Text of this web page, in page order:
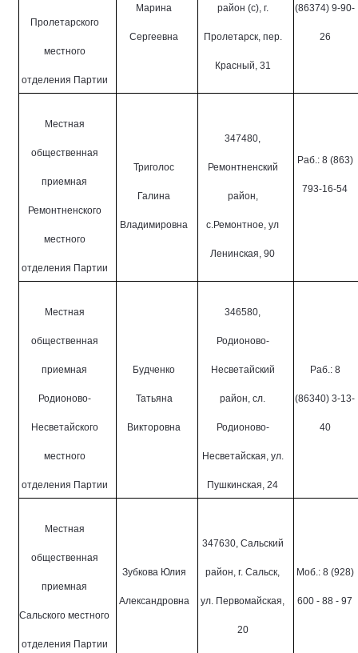
Пролетарского
местного
отделения Партии
Марина
Сергеевна
район (с), г.
Пролетарск, пер.
Красный, 31
(86374) 9-90-
26
Местная
общественная
приемная
Ремонтненского
местного
отделения Партии
Триголос
Галина
Владимировна
347480,
Ремонтненский
район,
с.Ремонтное, ул
Ленинская, 90
Раб.: 8 (863)
793-16-54
Местная
общественная
приемная
Родионово-
Несветайского
местного
отделения Партии
Будченко
Татьяна
Викторовна
346580,
Родионово-
Несветайский
район, сл.
Родионово-
Несветайская, ул.
Пушкинская, 24
Раб.: 8
(86340) 3-13-
40
Местная
общественная
приемная
Сальского местного
отделения Партии
Зубкова Юлия
Александровна
347630, Сальский
район, г. Сальск,
ул. Первомайская,
20
Моб.: 8 (928)
600 - 88 - 97